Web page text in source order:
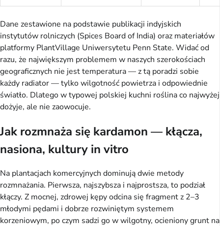
Dane zestawione na podstawie publikacji indyjskich
instytutów rolniczych (Spices Board of India) oraz materiałów
platformy PlantVillage Uniwersytetu Penn State. Widać od
razu, że największym problemem w naszych szerokościach
geograficznych nie jest temperatura — z tą poradzi sobie
każdy radiator — tylko wilgotność powietrza i odpowiednie
światło. Dlatego w typowej polskiej kuchni roślina co najwyżej
dożyje, ale nie zaowocuje.
Jak rozmnaża się kardamon — kłącza,
nasiona, kultury in vitro
Na plantacjach komercyjnych dominują dwie metody
rozmnażania. Pierwsza, najszybsza i najprostsza, to podział
kłączy. Z mocnej, zdrowej kępy odcina się fragment z 2–3
młodymi pędami i dobrze rozwiniętym systemem
korzeniowym, po czym sadzi go w wilgotny, ocieniony grunt na